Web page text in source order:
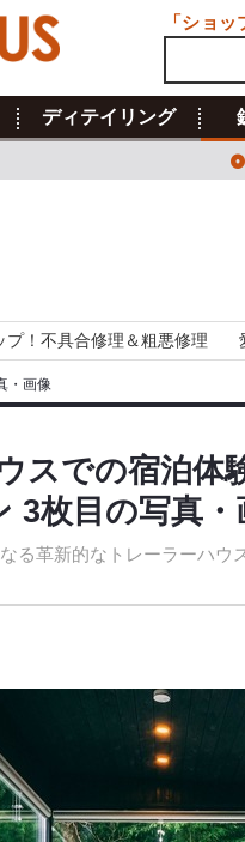
ディテイリング
プ！不具合修理＆粗悪修理
・画像
スでの宿泊体
3枚目の写真・
る革新的なトレーラーハ
「ショ